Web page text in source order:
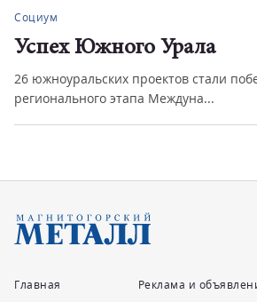
Социум
Успех Южного Урала
26 южноуральских проектов стали
регионального этапа Междуна...
Главная
Реклама и